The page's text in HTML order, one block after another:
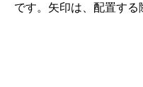
です。矢印は、配置する